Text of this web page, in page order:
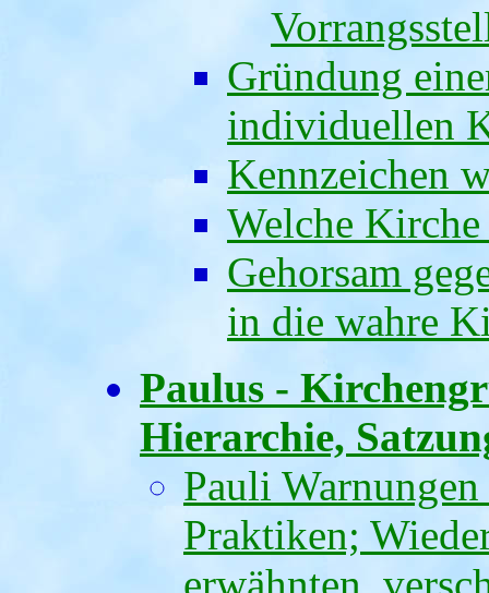
Gründung
individuellen
Kennzeichen
Welche
Gehorsam
in die wahre
Paulus -
Hierarchie,
Pauli
Praktiken;